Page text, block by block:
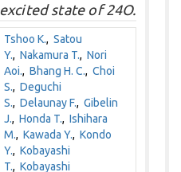
state of 24O.
Tshoo K.,Satou
Y.,Nakamura T.,Nori
Aoi.,Bhang H. C.,Choi
S.,Deguchi
S.,Delaunay F.,Gibelin
J.,Honda T.,Ishihara
M.,Kawada Y.,Kondo
Y.,Kobayashi
T.,Kobayashi